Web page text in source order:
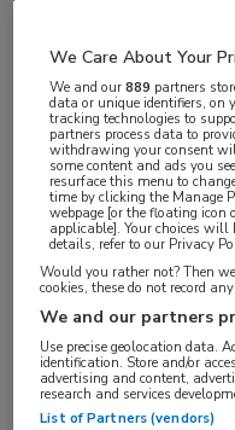
Vrouwen en
bloedingsziekten
populatie en krijgen
uitdagingen te
Hematologie,
Aandachtsgebieden:
Benigne hematologie
Tags:
menstruatie,
We Care About Your
We and our889 partners
data or unique identifiers, on
tracking technologies to
partners process data to
withdrawing your consent
some content and ads you
resurface this menu to
time by clicking the Manage
webpage [or the floating
applicable]. Your choices
details, refer to our Privacy
Would you rather not? Then
cookies, these do not record
We and our partners
Use precise geolocation data.
identification. Store and/or
advertising and content,
research and services
List of Partners (vendors)